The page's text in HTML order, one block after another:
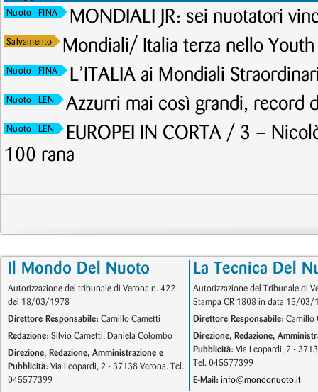
Nuoto | FINA MONDIALI JR: sei nuotatori
Salvamento Mondiali/ Italia terza nello
Nuoto | FINA L’ITALIA ai Mondiali
Nuoto | LEN Azzurri mai così grandi, record
Nuoto | LEN
EUROPEI IN CORTA / 3 –
100 rana
Il Mondo Del Nuoto
Autorizzazione del tribunale di Verona n. 422
del 18/03/1978
Direttore Responsabile: Camillo Cametti
Redazione: Silvio Cametti, Daniela Colombo
Direzione, Redazione, Amministrazione e
Pubblicità: Via Leopardi, 2 - 37138 Verona. Tel.
045577399
La Tecnica Del
Autorizzazione del Tribunale di
Stampa CR 1808 in data 15/03/
Direttore Responsabile: Camillo
Direzione, Redazione,
Pubblicità: Via Leopardi, 2 -
Tel. 045577399
E-Mail: info@mondonuoto.it